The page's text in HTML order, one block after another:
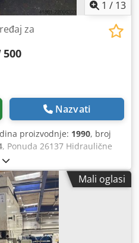
1 / 13
za
500
Nazvati
proizvodnje: 1990, broj
, Ponuda 26137 Hidraulične
čelik s uređajem za
podaci: - Škare za
mm - Za ravni materijal: 350
škare: - L-profil pod
x 7 mm - T-profil pod 90°: 70
- Okrugli čelik: 50 mm -
za izrezivanje: - Za
Mali oglasi